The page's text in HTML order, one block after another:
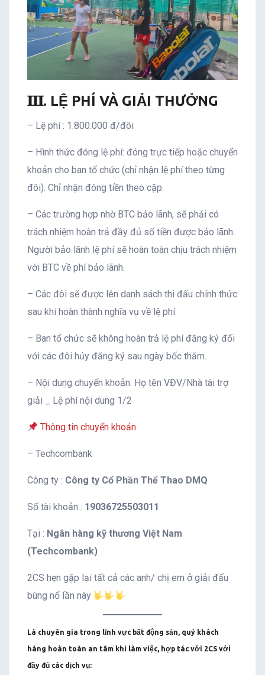
𝐈𝐈𝐈. LỆ PHÍ VÀ GIẢI THƯỞNG
– Lệ phí : 1.800.000 đ/đôi
– Hình thức đóng lệ phí: đóng trực tiếp hoặc chuyển
khoản cho ban tổ chức (chỉ nhận lệ phí theo từng
đôi). Chỉ nhận đóng tiền theo cặp.
– Các trường hợp nhờ BTC bảo lãnh, sẽ phải có
trách nhiệm hoàn trả đầy đủ số tiền được bảo lãnh.
Người bảo lãnh lệ phí sẽ hoàn toàn chịu trách nhiệm
với BTC về phí bảo lãnh.
– Các đôi sẽ được lên danh sách thi đấu chính thức
sau khi hoàn thành nghĩa vụ về lệ phí.
– Ban tổ chức sẽ không hoàn trả lệ phí đăng ký đối
với các đôi hủy đăng ký sau ngày bốc thăm.
– Nội dung chuyển khoản: Họ tên VĐV/Nhà tài trợ
giải _ Lệ phí nội dung 1/2
Thông tin chuyển khoản
– Techcombank
Công ty : Công ty Cổ Phần Thể Thao DMQ
Số tài khoản : 19036725503011
Tại : Ngân hàng kỹ thương Việt Nam
(Techcombank)
2CS hẹn gặp lại tất cả các anh/ chị em ở giải đấu
bùng nổ lần này
Là chuyên gia trong lĩnh vực bất động sản, quý khách
hàng hoàn toàn an tâm khi làm việc, hợp tác với 2CS với
đầy đủ các dịch vụ: